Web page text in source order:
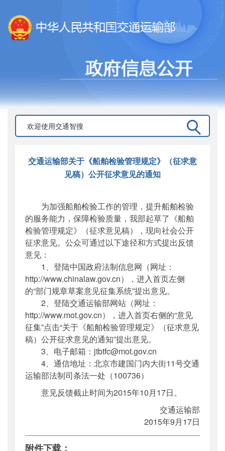
交通运输部关于《船舶检验管理规定》（征求意
见稿）公开征求意见的通知
为加强船舶检验工作的管理，提升船舶检验
的服务能力，保障检验质量，我部起草了《船舶
检验管理规定》（征求意见稿），现向社会公开
征求意见。公众可通过以下途径和方式提出反馈
意见：
1、登陆中国政府法制信息网（网址：
http://www.chinalaw.gov.cn），进入首页左侧
的“部门规章草案意见征集系统”提出意见。
2、登陆交通运输部网站（网址：
http://www.mot.gov.cn），进入首页右侧的“意见
征集”点击“关于《船舶检验管理规定》（征求意见
稿）公开征求意见的通知”提出意见。
3、电子邮箱：jtbtfc@mot.gov.cn
4、通信地址：北京市建国门内大街11号交通
运输部法制司条法一处（100736）
意见反馈截止时间为2015年10月17日。
交通运输部
2015年9月17日
附件下载：